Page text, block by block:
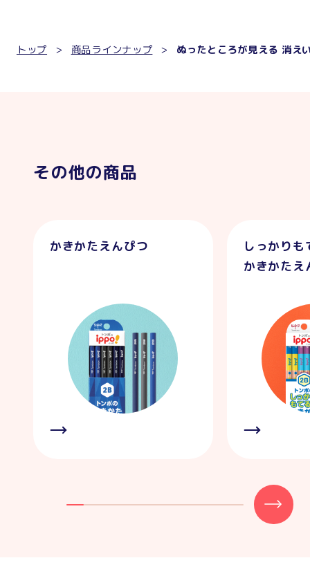
トップ 商品ラインナップ ぬったところが見える 消え
その他の商品
かきかたえんぴつ
しっかりも
かきかたえ